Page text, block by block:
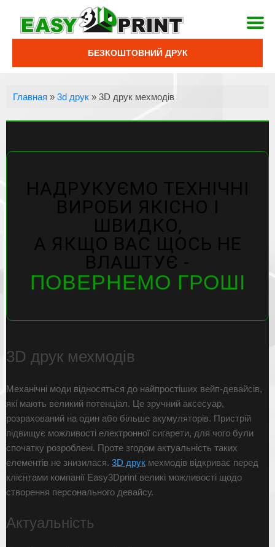
БЕЗКОШТОВНИЙ ДРУК
Главная »3d друк »3D друк мехмодів
НАДРУКУЄМО ТЕХНІЧНІ
ВИРОБИ ЯКІСНО І
ШВИДКО,
А ЯКЩО ВАС ЩОСЬ НЕ
ВЛАШТУЄ -
ПОВЕРНЕМО ГРОШІ
3D друк мехмодів
Механічні моди відносяться до найпростіших вейп-девайсів,
які мають великий потенціал. Це зручний аксесуар,
розрахований на один або більше акумуляторів. Пристрій
підвищує можливості електронної сигарети, для чого були
спочатку розроблені. Проте згодом актуальність таких
елементів не знизилася. 3D друк мехмодів відкриває перед
клієнтами компанії Easy3Dprint великі можливості щодо
створення персонального девайсу.
Актуальність